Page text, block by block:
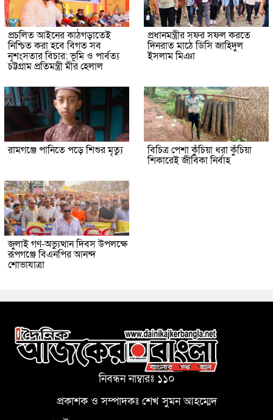
প্রচলিত আইনের কাঠগড়াতেই
নিশ্চিত করা হবে বিগত সব
নৃশংসতার বিচার: ভূমি ও পার্বত্য
চট্টগ্রাম প্রতিমন্ত্রী মীর হেলাল
প্রধানমন্ত্রীর সফর সফল করতে
দিনরাত মাঠে ডিসি জাহিদুল
ইসলাম মিঞা
রামগঞ্জে পানিতে পড়ে শিশুর মৃত্যু বিচিত্র পেশা কুঁচিয়া ধরা কুঁচিয়া
শিকারেই জীবিকা নির্বাহ
জুলাই গণ-অভ্যুত্থান দিবস উপলক্ষে
রূপগঞ্জে বিএনপির আনন্দ
শোভাযাত্রা
নিবন্ধন নাম্বারঃ ১১০
প্রকাশক ও সম্পাদকঃ শেখ সুমন আহম্মেদ